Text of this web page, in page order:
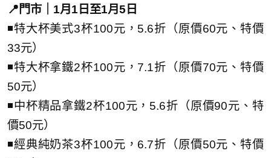
📍門市｜1月1日至1月5日
◾特大杯美式3杯100元，5.6折（原價60元、特價
33元）
◾特大杯拿鐵2杯100元，7.1折（原價70元、特價
50元）
◾中杯精品拿鐵2杯100元，5.6折（原價90元、特
價50元）
◾經典純奶茶3杯100元，6.7折（原價50元、特價